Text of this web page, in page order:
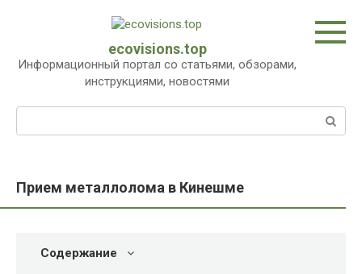
ecovisions.top
Информационный портал со статьями, обзорами,
инструкциями, новостями
Прием металлолома в Кинешме
Содержание